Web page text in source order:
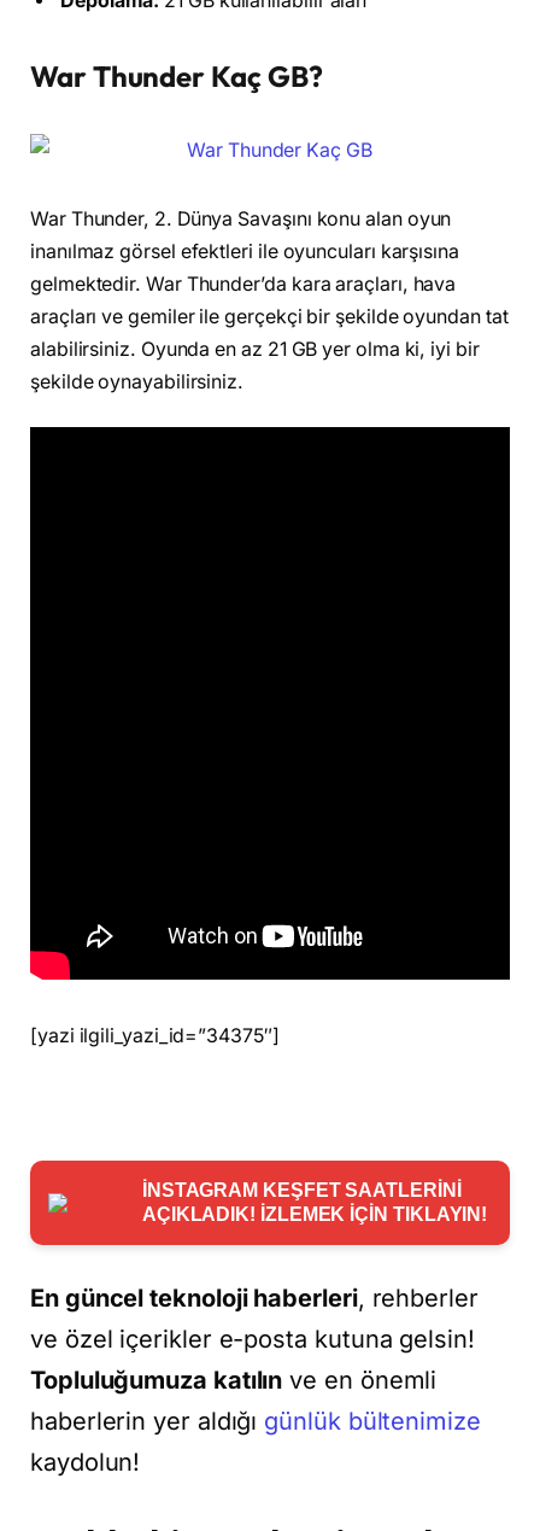
War Thunder Kaç GB?
War Thunder, 2. Dünya Savaşını konu alan oyun
inanılmaz görsel efektleri ile oyuncuları karşısına
gelmektedir. War Thunder’da kara araçları, hava
araçları ve gemiler ile gerçekçi bir şekilde oyundan tat
alabilirsiniz. Oyunda en az 21 GB yer olma ki, iyi bir
şekilde oynayabilirsiniz.
[yazi ilgili_yazi_id=”34375″]
İNSTAGRAM KEŞFET SAATLERİNİ
AÇIKLADIK! İZLEMEK İÇİN TIKLAYIN!
En güncel teknoloji haberleri, rehberler
ve özel içerikler e-posta kutuna gelsin!
Topluluğumuza katılın ve en önemli
haberlerin yer aldığı günlük bültenimize
kaydolun!